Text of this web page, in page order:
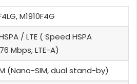
M1910F4G
/ LTE ( Speed HSPA
Mbps, LTE-A)
(Nano-SIM, dual stand-by)